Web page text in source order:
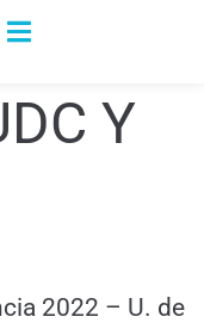
Y
2022 – U. de